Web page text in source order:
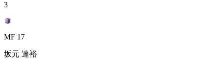
3
MF 17
坂元 達裕